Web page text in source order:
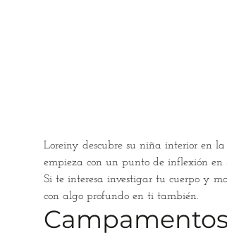
Loreiny descubre su niña interior en
empieza con un punto de inflexión en
Si te interesa investigar tu cuerpo y
con algo profundo en ti también.